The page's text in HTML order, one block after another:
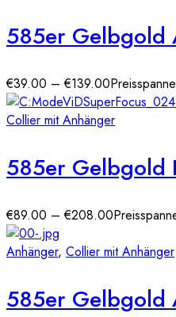
€39.00 –€139.00
Collier mit Anhänger
€89.00 –€208.00
Anhänger, Collier mit Anhänger